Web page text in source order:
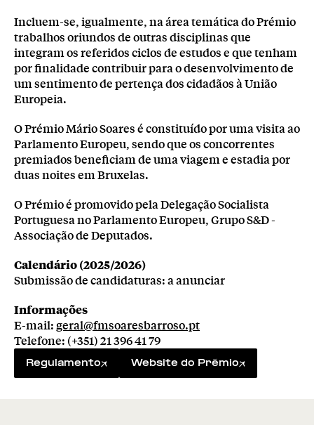
Incluem-se, igualmente, na área temática do Prémio
trabalhos oriundos de outras disciplinas que
integram os referidos ciclos de estudos e que tenham
por finalidade contribuir para o desenvolvimento de
um sentimento de pertença dos cidadãos à União
Europeia.
O Prémio Mário Soares é constituído por uma visita ao
Parlamento Europeu, sendo que os concorrentes
premiados beneficiam de uma viagem e estadia por
duas noites em Bruxelas.
O Prémio é promovido pela Delegação Socialista
Portuguesa no Parlamento Europeu, Grupo S&D -
Associação de Deputados.
Calendário (2025/2026)
Submissão de candidaturas: a anunciar
Informações
E-mail:geral@fmsoaresbarroso.pt
Telefone: (+351) 21 396 41 79
Regulamento Website do Prémio